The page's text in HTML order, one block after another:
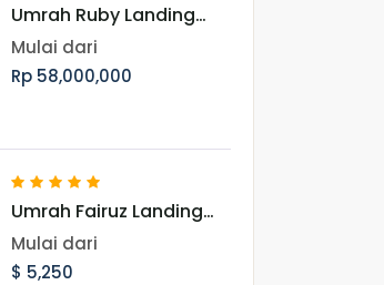
Umrah Ruby Landing
Jeddah 14 Agustus 2026
Mulai dari
Rp 58,000,000
Umrah Fairuz Landing
Madinah 12 Agustus
2026
Mulai dari
$ 5,250